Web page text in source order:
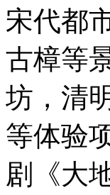
宋代都
古樟等
坊，清
等体验
剧《大